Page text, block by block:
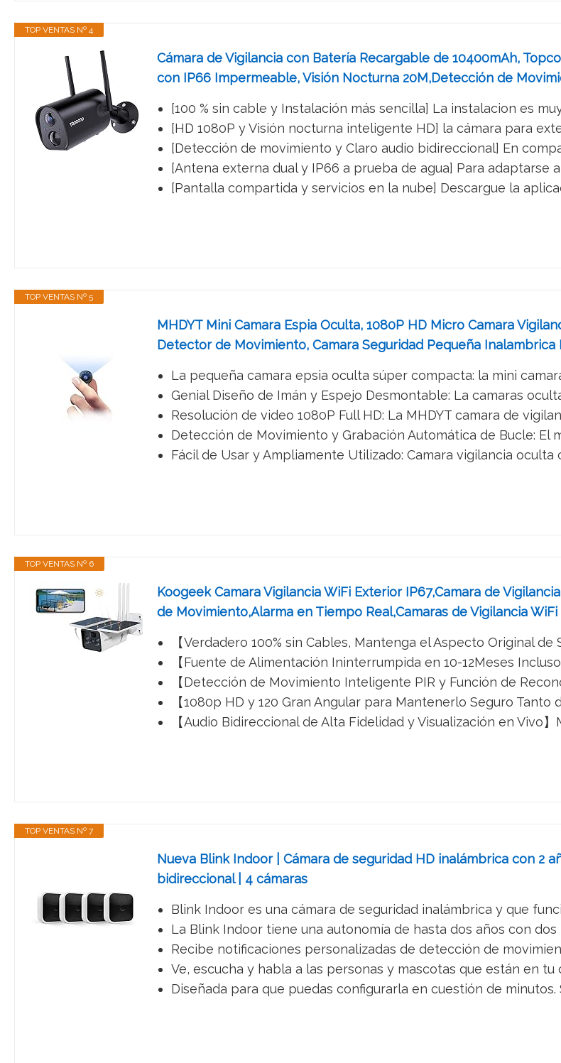
TOP VENTAS Nº 4
Cámara de Vigilancia con Batería Recargable de 10400mAh,
con IP66 Impermeable, Visión Nocturna 20M,Detección de
[100 % sin cable y Instalación más sencilla] La instalacion es
[HD 1080P y Visión nocturna inteligente HD] la cámara para
[Detección de movimiento y Claro audio bidireccional] En
[Antena externa dual y IP66 a prueba de agua] Para adaptarse
[Pantalla compartida y servicios en la nube] Descargue la
TOP VENTAS Nº 5
MHDYT Mini Camara Espia Oculta, 1080P HD Micro Camara
Detector de Movimiento, Camara Seguridad Pequeña
La pequeña camara epsia oculta súper compacta: la mini
Genial Diseño de Imán y Espejo Desmontable: La camaras
Resolución de video 1080P Full HD: La MHDYT camara de
Detección de Movimiento y Grabación Automática de Bucle: El
Fácil de Usar y Ampliamente Utilizado: Camara vigilancia
TOP VENTAS Nº 6
Koogeek Camara Vigilancia WiFi Exterior IP67,Camara de
de Movimiento,Alarma en Tiempo Real,Camaras de Vigilancia
【Verdadero 100% sin Cables, Mantenga el Aspecto Original
【Fuente de Alimentación Ininterrumpida en 10-12Meses
【Detección de Movimiento Inteligente PIR y Función de
【1080p HD y 120 Gran Angular para Mantenerlo Seguro
【Audio Bidireccional de Alta Fidelidad y Visualización en Vivo
TOP VENTAS Nº 7
Nueva Blink Indoor | Cámara de seguridad HD inalámbrica con 2
bidireccional | 4 cámaras
Blink Indoor es una cámara de seguridad inalámbrica y que
La Blink Indoor tiene una autonomía de hasta dos años con dos
Recibe notificaciones personalizadas de detección de
Ve, escucha y habla a las personas y mascotas que están en
Diseñada para que puedas configurarla en cuestión de